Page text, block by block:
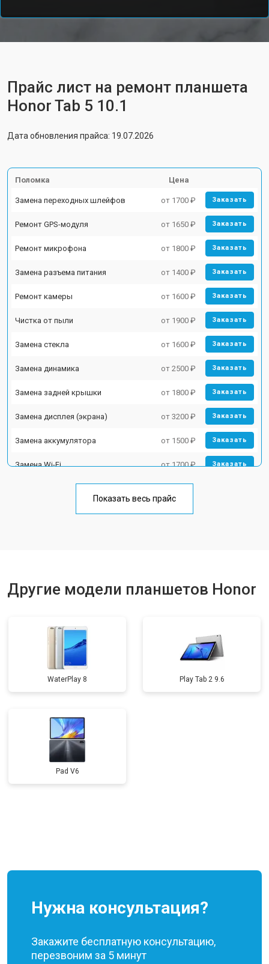
Прайс лист на ремонт планшета
Honor Tab 5 10.1
Дата обновления прайса: 19.07.2026
Поломка Цена
Замена переходных шлейфов от 1700 ₽ Заказать
Ремонт GPS-модуля от 1650 ₽ Заказать
Ремонт микрофона от 1800 ₽ Заказать
Замена разъема питания от 1400 ₽ Заказать
Ремонт камеры от 1600 ₽ Заказать
Чистка от пыли от 1900 ₽ Заказать
Замена стекла от 1600 ₽ Заказать
Замена динамика от 2500 ₽ Заказать
Замена задней крышки от 1800 ₽ Заказать
Замена дисплея (экрана) от 3200 ₽ Заказать
Замена аккумулятора от 1500 ₽ Заказать
Замена Wi-Fi от 1700 ₽ Заказать
от 1750 ₽
Показать весь прайс
Другие модели планшетов Honor
WaterPlay 8 Play Tab 2 9.6
Pad V6
Нужна консультация?
Закажите бесплатную консультацию,
перезвоним за 5 минут